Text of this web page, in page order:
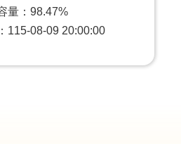
量：98.47%
115-08-09 20:00:00